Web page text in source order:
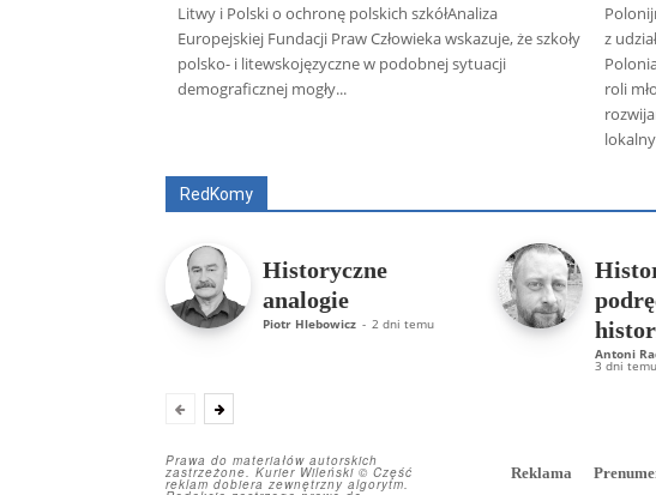
Litwy i Polski o ochronę polskich szkółAnaliza
Europejskiej Fundacji Praw Człowieka wskazuje, że szkoły
polsko- i litewskojęzyczne w podobnej sytuacji
demograficznej mogły...
z
roli
RedKomy
Antoni Radczenko
Historyczne
analogie
Piotr Hlebowicz - 2 dni temu
Antoni
3 dni temu
Prawa do materiałów autorskich
zastrzeżone. Kurier Wileński © Część
reklam dobiera zewnętrzny algorytm.
Reklama